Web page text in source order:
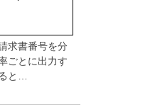
求書番号を分
ごとに出力す
と…